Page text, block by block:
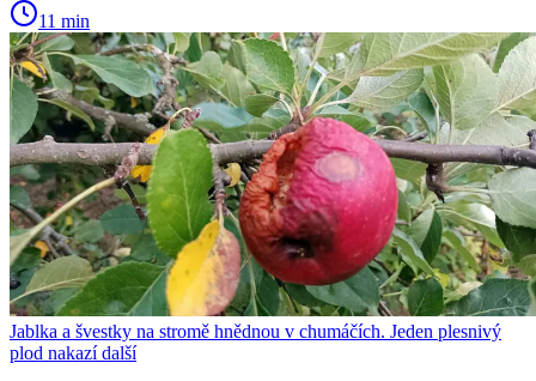
11 min
Jablka a švestky na stromě hnědnou v chumáčích. Jeden plesnivý
plod nakazí další